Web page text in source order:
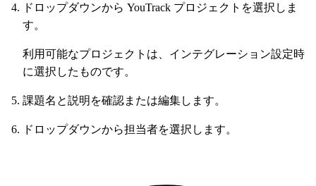
ドロップダウンから YouTrack プロジェクトを選択しま
す。
利用可能なプロジェクトは、インテグレーション設定時
に選択したものです。
課題名と説明を確認または編集します。
ドロップダウンから担当者を選択します。